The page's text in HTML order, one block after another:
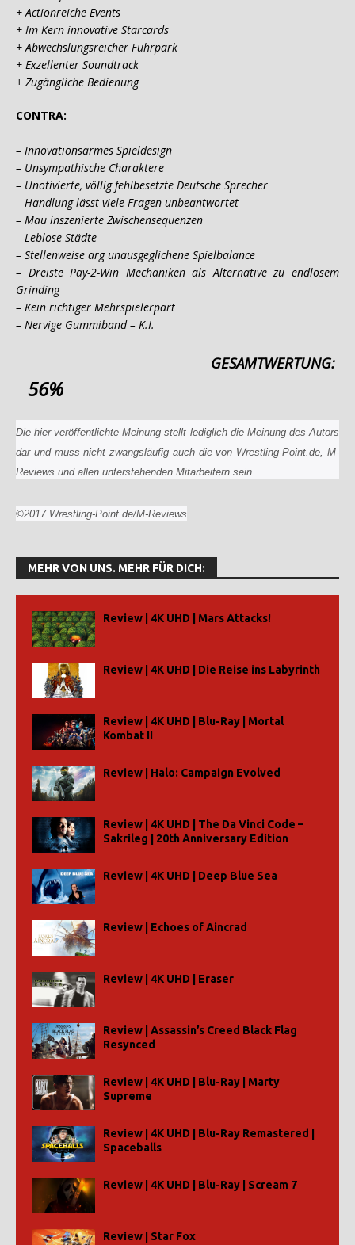
+ Actionreiche Events
+ Im Kern innovative Starcards
+ Abwechslungsreicher Fuhrpark
+ Exzellenter Soundtrack
+ Zugängliche Bedienung
CONTRA:
– Innovationsarmes Spieldesign
– Unsympathische Charaktere
– Unotivierte, völlig fehlbesetzte Deutsche Sprecher
– Handlung lässt viele Fragen unbeantwortet
– Mau inszenierte Zwischensequenzen
– Leblose Städte
– Stellenweise arg unausgeglichene Spielbalance
– Dreiste Pay-2-Win Mechaniken als Alternative zu endlosem
Grinding
– Kein richtiger Mehrspielerpart
– Nervige Gummiband – K.I.
GESAMTWERTUNG:
56%
Die hier veröffentlichte Meinung stellt lediglich die Meinung des Autors
dar und muss nicht zwangsläufig auch die von Wrestling-Point.de, M-
Reviews und allen unterstehenden Mitarbeitern sein.
©2017 Wrestling-Point.de/M-Reviews
MEHR VON UNS. MEHR FÜR DICH:
Review | 4K UHD | Mars Attacks!
Review | 4K UHD | Die Reise ins Labyrinth
Review | 4K UHD | Blu-Ray | Mortal
Kombat II
Review | Halo: Campaign Evolved
Review | 4K UHD | The Da Vinci Code –
Sakrileg | 20th Anniversary Edition
Review | 4K UHD | Deep Blue Sea
Review | Echoes of Aincrad
Review | 4K UHD | Eraser
Review | Assassin’s Creed Black Flag
Resynced
Review | 4K UHD | Blu-Ray | Marty
Supreme
Review | 4K UHD | Blu-Ray Remastered |
Spaceballs
Review | 4K UHD | Blu-Ray | Scream 7
Review | Star Fox